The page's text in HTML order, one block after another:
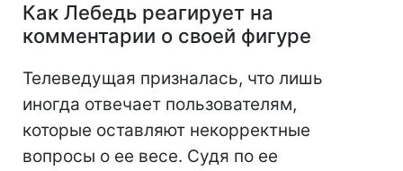
Как Лебедь реагирует на
комментарии о своей фигуре
Телеведущая призналась, что лишь
иногда отвечает пользователям,
которые оставляют некорректные
вопросы о ее весе. Судя по ее